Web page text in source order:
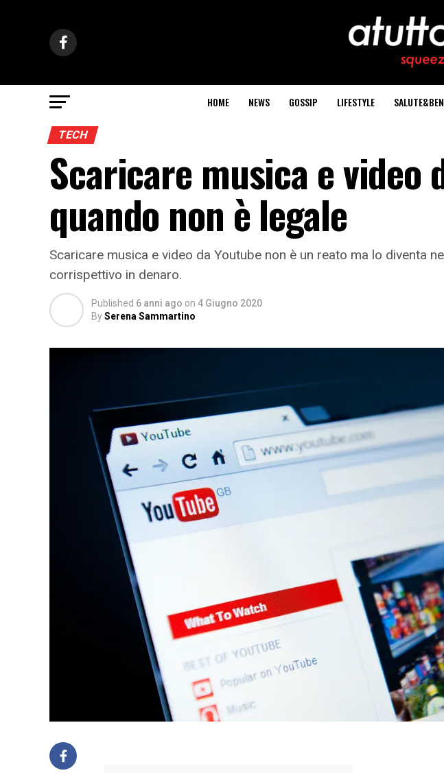
HOME NEWS GOSSIP LIFESTYLE
TECH
Scaricare musica e video
quando non è legale
Scaricare musica e video da Youtube non è un reato ma lo diventa
corrispettivo in denaro.
Published 6 anni ago on 4 Giugno 2020
BySerena Sammartino